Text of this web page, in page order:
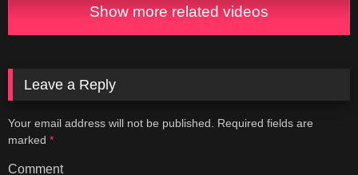
Show more related videos
Leave a Reply
Your email address will not be published.
Required fields are
marked *
Comment